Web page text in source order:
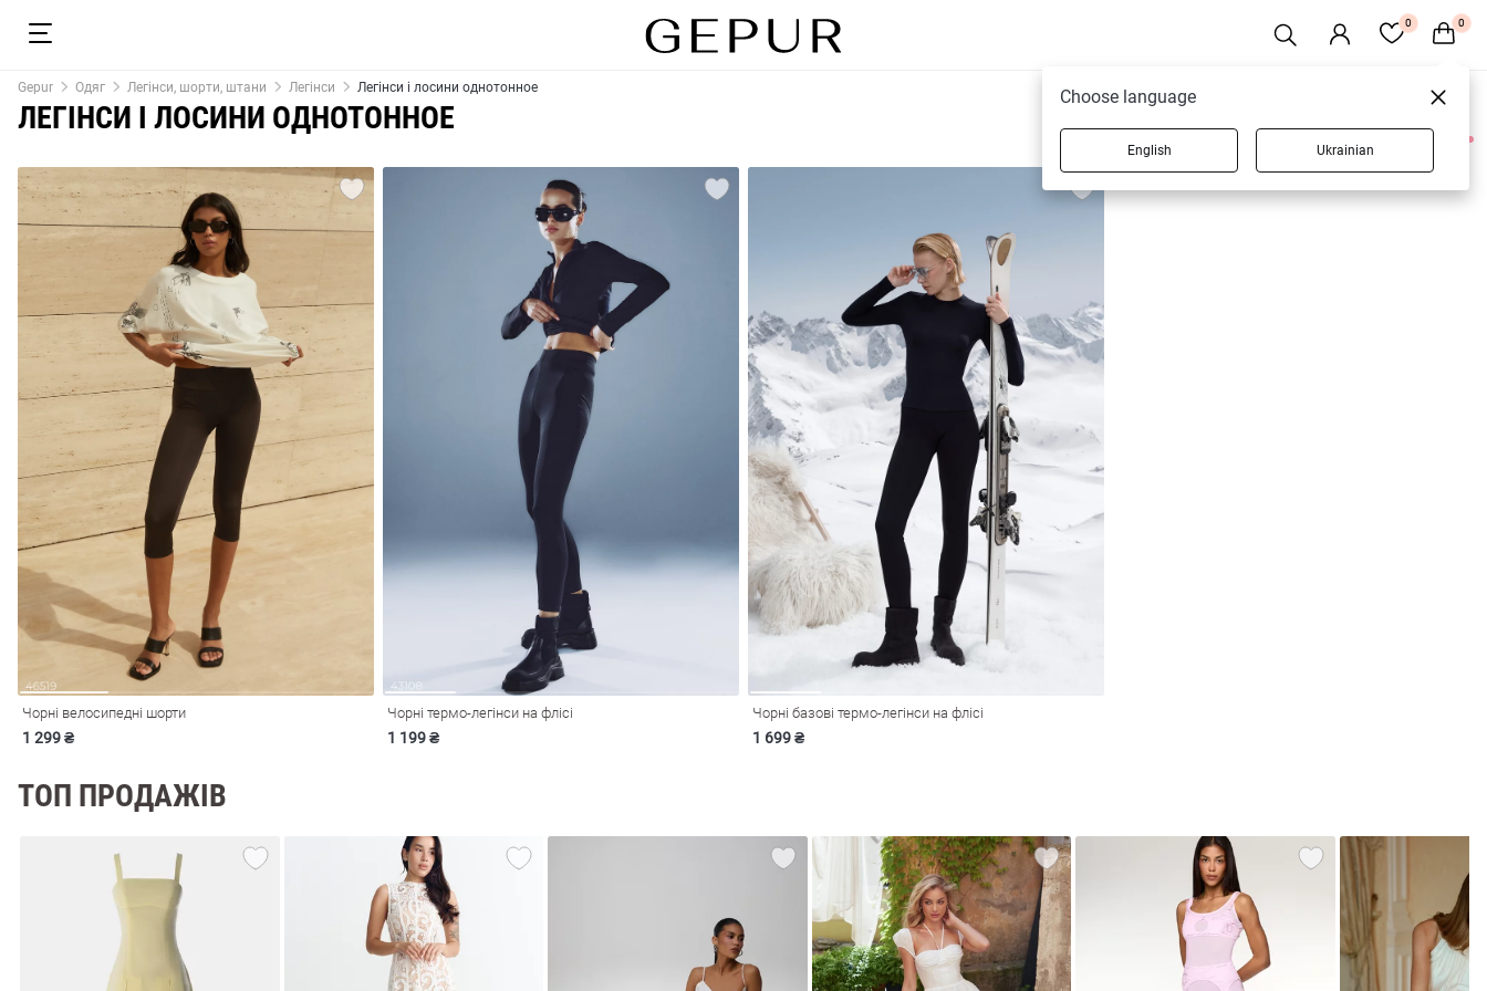
0 0
Сарафани
Gepur Одяг Легінси, шорти, штани Легінси Легінси і лосини однотонное
ЛЕГІНСИ І ЛОСИНИ ОДНОТОННОЕ
3 товарів
Чорні велосипедні шорти
1 299 ₴
Чорні термо-легінси на флісі
1 199 ₴
Чорні базові термо-легінси на флісі
1 699 ₴
ТОП ПРОДАЖІВ
Choose language
English Ukrainian